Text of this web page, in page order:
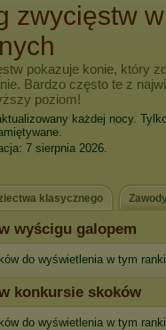
zwycięstw
pokazuje konie, który
Bardzo często te z
poziom!
każdej nocy.
7 sierpnia 2026.
klasycznego
wyścigu galopem
do wyświetlenia w tym
konkursie skoków
do wyświetlenia w tym